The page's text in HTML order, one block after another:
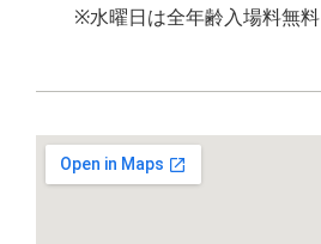
※水曜日は全年齢入場料無料